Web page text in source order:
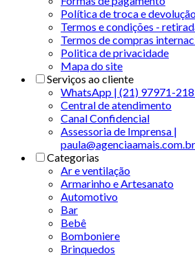
Política de troca e
Termos e condições -
Termos de compras
Politica de privacidade
Mapa do site
Serviços ao cliente
WhatsApp | (21) 97971-
Central de atendimento
Canal Confidencial
Assessoria de Imprensa |
paula@agenciaamais.com.br
Categorias
Ar e ventilação
Armarinho e Artesanato
Automotivo
Bar
Bebê
Bomboniere
Brinquedos